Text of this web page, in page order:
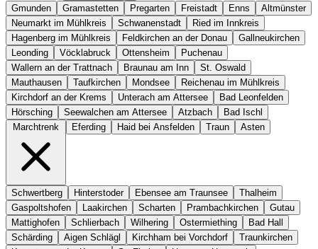
Gmunden Gramastetten Pregarten Freistadt Enns
Altmünster
Neumarkt im Mühlkreis
Schwanenstadt
Ried im Innkreis
Hagenberg im Mühlkreis
Feldkirchen an der Donau
Gallneukirchen
Leonding
Vöcklabruck Ottensheim
Puchenau
Wallern an der Trattnach
Braunau am Inn
St. Oswald
Mauthausen
Taufkirchen Mondsee
Reichenau im Mühlkreis
Kirchdorf an der Krems
Unterach am Attersee
Bad Leonfelden
Hörsching
Seewalchen am Attersee Atzbach
Bad Ischl
Marchtrenk
Eferding Haid bei Ansfelden Traun Asten
Schwertberg Hinterstoder Ebensee am Traunsee
Thalheim
Gaspoltshofen
Laakirchen Scharten Prambachkirchen
Gutau
Mattighofen
Schlierbach Wilhering Ostermiething
Bad Hall
Schärding
Aigen Schlägl Kirchham bei Vorchdorf
Traunkirchen